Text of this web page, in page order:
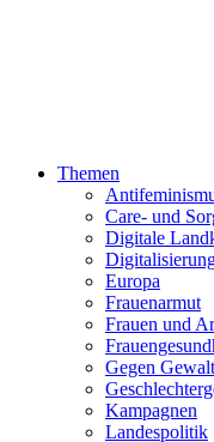
Themen
Care- und
Digitale
Europa
Frauenarmut
Frauen und
Gegen
Kampagnen
Landespolitik